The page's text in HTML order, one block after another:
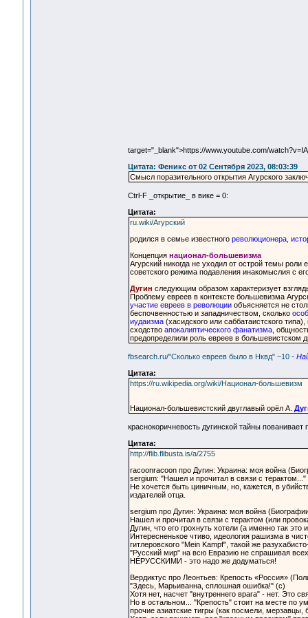
target="_blank">https://www.youtube.com/
Цитата: Феникс от 02 Сентября 2023, 08:03:39
Смысл поразительного открытия Агурского
Ctrl-F _открытие_ в вике = 0:
Цитата:
ru.wiki/Агурский
родился в семье известного революционера,
Концепция национал-большевизма
Агурский никогда не уходил от острой темы роли
советского режима подавления инакомыслия с
Дугин следующим образом характеризует
Проблему евреев в контексте большевизма
участие евреев в революцииобъясняется не
беспочвенностью и западничеством, сколько
иудаизма(хасидского или саббатаистского
сходство апокалиптического фанатизма,
предопределили роль евреев в большевистском
fbsearch.ru/"Сколько евреев было в Нквд" ~10 -
Цитата:
https://ru.wikipedia.org/wiki/Национал-большевизм
Национал-большевистский двуглавый орёл А.
краснокоричневость дугинской тайны
Цитата:
http://flib.flibusta.is/a/2755
racoonracoon про Дугин: Украина: моя война
sergium: "Нашел и прочитал в связи с терактом..."
Не хочется быть циничным, но, кажется, в
издателей отца.
sergium про Дугин: Украина: моя война
Нашел и прочитал в связи с терактом (или
Дугин, что его грохнуть хотели (а именно так это
Интересненькое чтиво, идеология рашизма в
гитлеровского "Mein Kampf", такой же
"Русский мир" на всю Евразию не спрашивая
НЕРУССКИМИ - это надо же додуматься!
Вердиктус про Леонтьев: Крепость «Россия»
"Здесь, Марьиванна, сплошная ошибка!" (с)
Хотя нет, насчет "внутреннего врага" - нет. Это
Но в остальном... "Крепость" стоит на месте по
прочие азиатские тигры (как посмели,